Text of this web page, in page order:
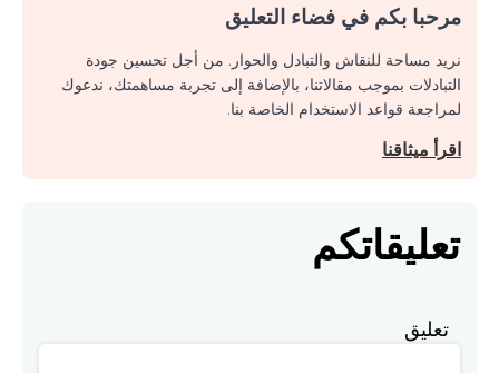
مرحبا بكم في فضاء التعليق
نريد مساحة للنقاش والتبادل والحوار. من أجل تحسين جودة
التبادلات بموجب مقالاتنا، بالإضافة إلى تجربة مساهمتك، ندعوك
لمراجعة قواعد الاستخدام الخاصة بنا.
اقرأ ميثاقنا
تعليقاتكم
تعليق